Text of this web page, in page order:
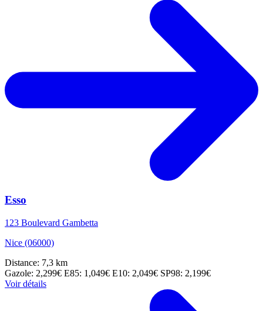
Esso
123 Boulevard Gambetta
Nice (06000)
Distance: 7,3 km
Gazole: 2,299€ E85: 1,049€ E10: 2,049€ SP98: 2,199€
Voir détails